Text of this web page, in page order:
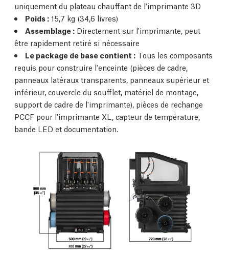
uniquement du plateau chauffant de l'imprimante 3D
Poids : 15,7 kg (34,6 livres)
Assemblage : Directement sur l'imprimante, peut
être rapidement retiré si nécessaire
Le package de base contient : Tous les composants
requis pour construire l'enceinte (pièces de cadre,
panneaux latéraux transparents, panneaux supérieur et
inférieur, couvercle du soufflet, matériel de montage,
support de cadre de l'imprimante), pièces de rechange
PCCF pour l'imprimante XL, capteur de température,
bande LED et documentation.